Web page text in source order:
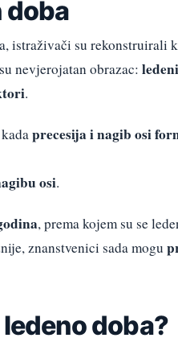
doba
istraživači su rekonstruirali
nevjerojatan obrazac:
.
precesija i nagib osi
osi.
, prema kojem su se
znanstvenici sada mogu
doba?